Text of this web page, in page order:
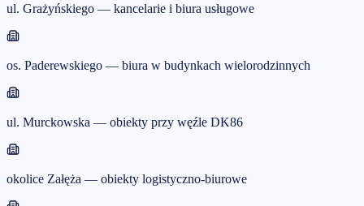
ul. Grażyńskiego — kancelarie i biura usługowe
os. Paderewskiego — biura w budynkach wielorodzinnych
ul. Murckowska — obiekty przy węźle DK86
okolice Załęża — obiekty logistyczno-biurowe